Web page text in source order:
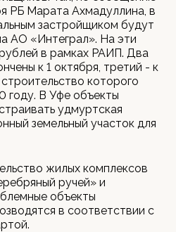
РБ Марата Ахмадуллина, в
застройщиком будут
АО «Интеграл». На эти
в рамках РАИП. Два
к 1 октября, третий - к
которого
году. В Уфе объекты
удмуртская
земельный участок для
жилых комплексов
ручей» и
объекты
в соответствии с